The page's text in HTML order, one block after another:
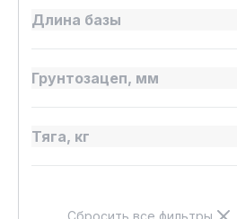
Длина базы
Грунтозацеп, мм
Тяга, кг
Сбросить все фильтры